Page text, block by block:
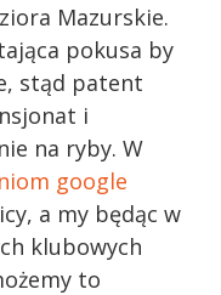
Mazurskie.
pokusa by
stąd patent
i
na ryby. W
google
a my będąc w
klubowych
to